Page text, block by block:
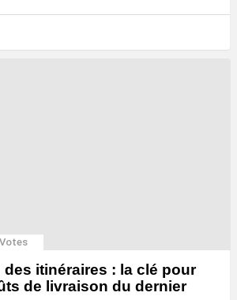
Votes
des itinéraires : la clé pour
de livraison du dernier